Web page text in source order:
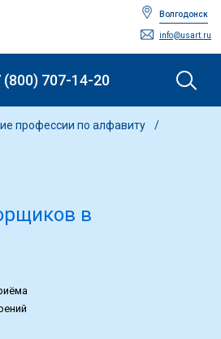
Волгодонск
info@usart.ru
(800) 707-14-20
профессии по алфавиту
в